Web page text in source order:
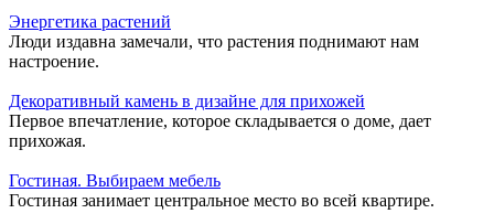
Энергетика растений
Люди издавна замечали, что растения поднимают нам
настроение.
Декоративный камень в дизайне для прихожей
Первое впечатление, которое складывается о доме, дает
прихожая.
Гостиная. Выбираем мебель
Гостиная занимает центральное место во всей квартире.